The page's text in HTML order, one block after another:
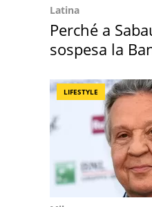
Latina
Perché a
sospesa la
LIFESTYLE